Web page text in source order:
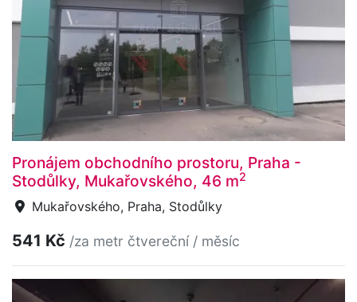
Pronájem obchodního prostoru, Praha -
Stodůlky, Mukařovského, 46 m2
Mukařovského, Praha, Stodůlky
541 Kč /za metr čtvereční / měsíc